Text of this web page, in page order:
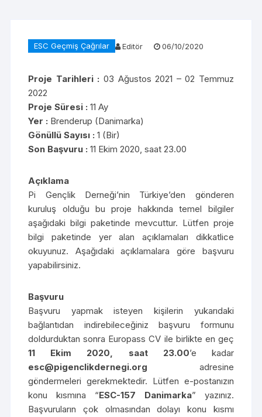
ESC Geçmiş Çağrılar Editör 06/10/2020
Proje Tarihleri : 03 Ağustos 2021 – 02 Temmuz
2022
Proje Süresi : 11 Ay
Yer : Brenderup (Danimarka)
Gönüllü Sayısı : 1 (Bir)
Son Başvuru :11 Ekim 2020, saat 23.00
Açıklama
Pi Gençlik Derneği’nin Türkiye’den gönderen
kuruluş olduğu bu proje hakkında temel bilgiler
aşağıdaki bilgi paketinde mevcuttur. Lütfen proje
bilgi paketinde yer alan açıklamaları dikkatlice
okuyunuz. Aşağıdaki açıklamalara göre başvuru
yapabilirsiniz.
Başvuru
Başvuru yapmak isteyen kişilerin yukarıdaki
bağlantıdan indirebileceğiniz başvuru formunu
doldurduktan sonra Europass CV ile birlikte en geç
11 Ekim 2020, saat 23.00’e kadar
esc@pigenclikdernegi.org adresine
göndermeleri gerekmektedir. Lütfen e-postanızın
konu kısmına “ESC-157 Danimarka” yazınız.
Başvuruların çok olmasından dolayı konu kısmı